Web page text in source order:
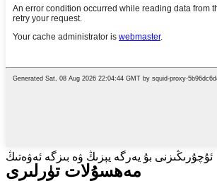
ئۇچۇرىڭىزنى بۇ يەرگە يېزىڭ ۋە بىزگە ئەۋەتىڭ
مەھسۇلات تۈرلىرى